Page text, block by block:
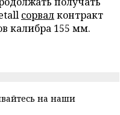
сорвалконтракт
калибра 155 мм.
на наши